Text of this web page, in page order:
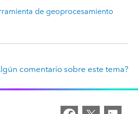
de geoprocesamiento
comentario sobre este tema?